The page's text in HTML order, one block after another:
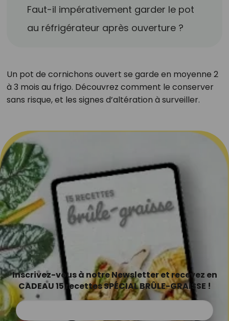
Faut-il impérativement garder le pot
au réfrigérateur après ouverture ?
Un pot de cornichons ouvert se garde en moyenne 2
à 3 mois au frigo. Découvrez comment le conserver
sans risque, et les signes d’altération à surveiller.
Inscrivez-vous à notre Newsletter et recevez en
CADEAU 15 recettes SPÉCIAL BRÛLE-GRAISSE !